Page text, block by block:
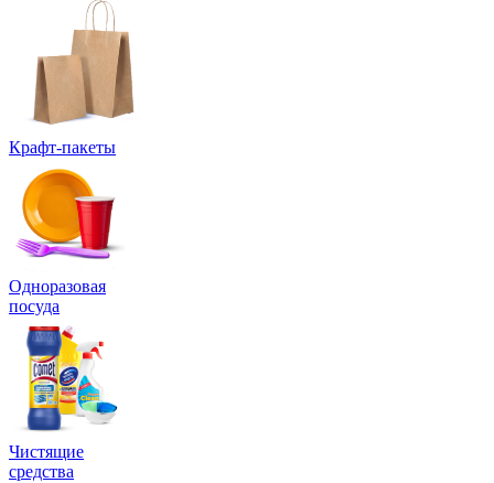
Крафт-пакеты
Одноразовая
посуда
Чистящие
средства